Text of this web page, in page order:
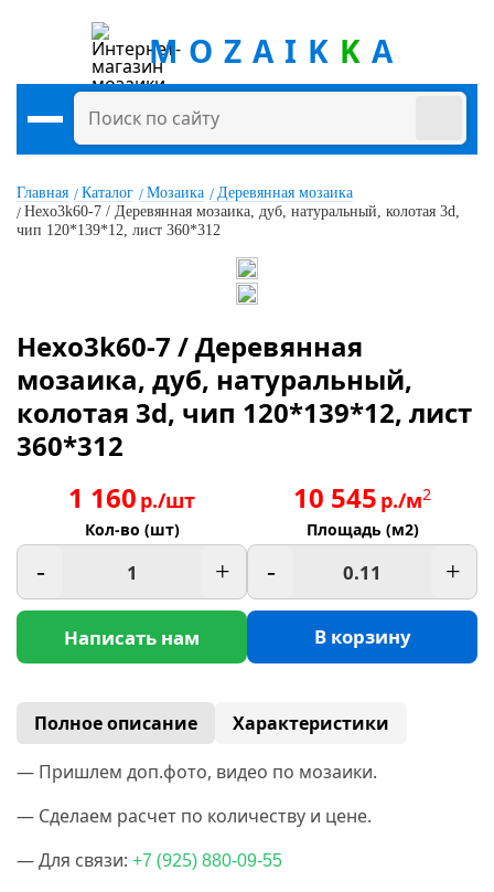
MOZAIK K A
Главная Каталог Мозаика
Деревянная мозаика
Hexo3k60-7 / Деревянная мозаика, дуб, натуральный, колотая 3d,
чип 120*139*12, лист 360*312
Hexo3k60-7 / Деревянная
мозаика, дуб, натуральный,
колотая 3d, чип 120*139*12, лист
360*312
1 160 р./шт
Кол-во (шт)
- +
Написать нам
10 545 р./м2
Площадь (м2)
- +
В корзину
Полное описание
Характеристики
— Пришлем доп.фото, видео по мозаики.
— Сделаем расчет по количеству и цене.
— Для связи: +7 (925) 880-09-55